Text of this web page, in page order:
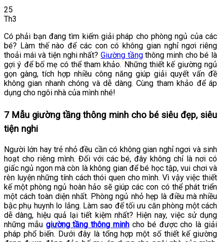
25
Th3
Có phải bạn đang tìm kiếm giải pháp cho phòng ngủ của các
bé? Làm thế nào để các con có không gian nghỉ ngơi riêng
thoải mái và tiện nghi nhất? Giường tầngthông minh cho bé là
gợi ý để bố mẹ có thể tham khảo. Những thiết kế giường ngủ
gọn gàng, tích hợp nhiều công năng giúp giải quyết vấn đề
không gian nhanh chóng và dễ dàng. Cùng tham khảo để áp
dụng cho ngôi nhà của mình nhé!
7 Mẫu giường tầng thông minh cho bé siêu đẹp, siêu
tiện nghi
Người lớn hay trẻ nhỏ đều cần có không gian nghỉ ngơi và sinh
hoạt cho riêng mình. Đối với các bé, đây không chỉ là nơi có
giấc ngủ ngon mà còn là không gian để bé học tập, vui chơi và
rèn luyện những tính cách thói quen cho mình. Vì vậy việc thiết
kế một phòng ngủ hoàn hảo sẽ giúp các con có thể phát triển
một cách toàn diện nhất. Phòng ngủ nhỏ hẹp là điều mà nhiều
bậc phụ huynh lo lắng. Làm sao để tối ưu căn phòng một cách
dễ dàng, hiệu quả lại tiết kiệm nhất? Hiện nay, việc sử dụng
những mẫu giường tầng thông minh cho bé được cho là giải
pháp phổ biến. Dưới đây là tổng hợp một số thiết kế giường